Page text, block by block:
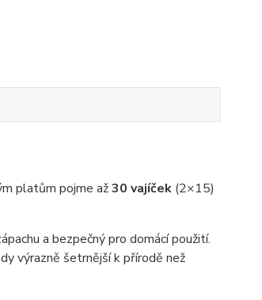
platům pojme až30 vajíček(2×15)
a bezpečný pro domácí použití.
výrazně šetrnější k přírodě než